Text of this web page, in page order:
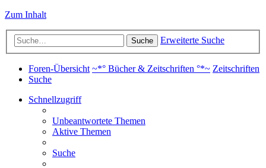
Zum Inhalt
Suche Erweiterte Suche
Foren-Übersicht ~*° Bücher & Zeitschriften °*~ Zeitschriften
Suche
Schnellzugriff
Unbeantwortete Themen
Aktive Themen
Suche